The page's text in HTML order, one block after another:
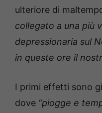
ulteriore di
collegato a una più
depressionaria sul
in queste ore il
I primi effetti sono
dove “piogge e